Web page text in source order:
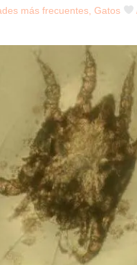
más frecuentes, Gatos